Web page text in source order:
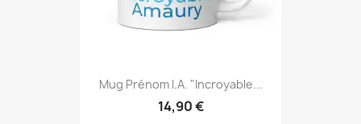
Mug Prénom I.A. "Incroyable...
14,90 €